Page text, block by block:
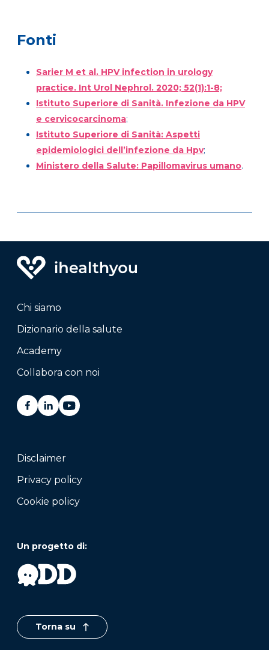
Fonti
Sarier M et al. HPV infection in urology
practice. Int Urol Nephrol. 2020; 52(1):1-8;
Istituto Superiore di Sanità. Infezione da HPV
e cervicocarcinoma;
Istituto Superiore di Sanità: Aspetti
epidemiologici dell’infezione da Hpv;
Ministero della Salute: Papillomavirus umano.
Chi siamo
Dizionario della salute
Academy
Collabora con noi
Disclaimer
Privacy policy
Cookie policy
Un progetto di:
Torna su